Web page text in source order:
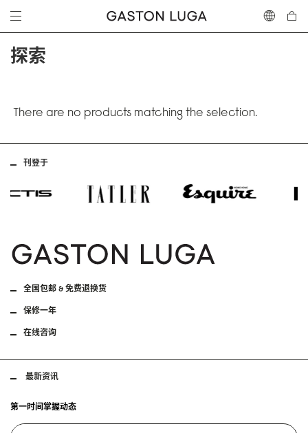
探索
There are no products matching the selection.
刊登于
全国包邮 & 免费退换货
保修一年
在线咨询
最新资讯
第一时间掌握动态